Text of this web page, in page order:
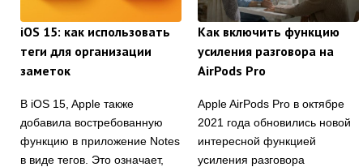
iOS 15: как использовать
теги для организации
заметок
В iOS 15, Apple также
добавила востребованную
функцию в приложение Notes
в виде тегов. Это означает,
Как включить функцию
усиления разговора на
AirPods Pro
Apple AirPods Pro в октябре
2021 года обновились новой
интересной функцией
усиления разговора